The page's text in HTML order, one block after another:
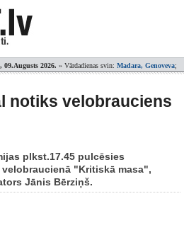
09.Augusts 2026. » Vārdadienas svin: Madara, Genoveva;
notiks velobrauciens
plkst.17.45 pulcēsies
"Kritiskā masa",
Jānis Bērziņš.